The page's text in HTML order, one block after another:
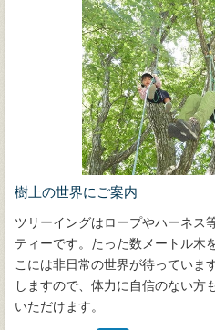
樹上の世界にご案内
ツリーイングはロープやハーネス
ティーです。たった数メートル木
こには非日常の世界が待っていま
しますので、体力に自信のない方
いただけます。